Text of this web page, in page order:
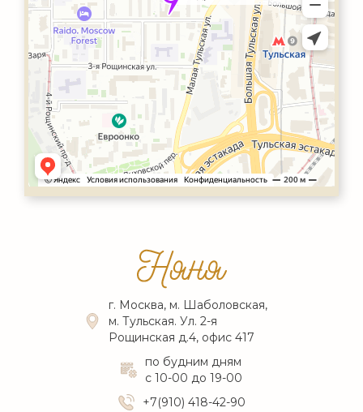
г. Москва, м. Шаболовская,
м. Тульская. Ул. 2-я
Рощинская д.4, офис 417
по будним дням
с 10-00 до 19-00
+7(910) 418-42-90